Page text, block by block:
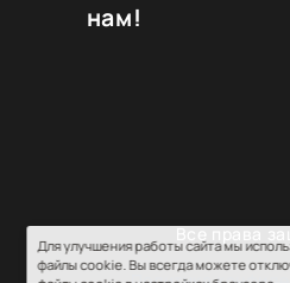
нам!
Все права
Для улучшения работы сайта мы
файлы cookie. Вы всегда можете